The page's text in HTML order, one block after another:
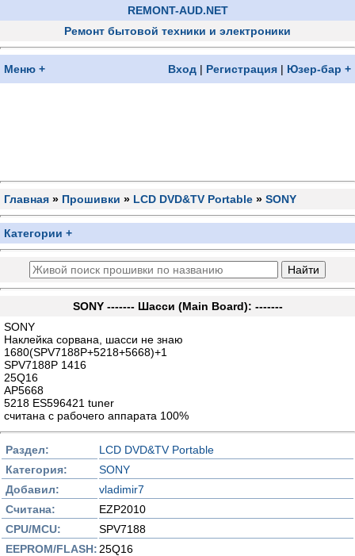
REMONT-AUD.NET
Ремонт бытовой техники и электроники
Меню + Вход | Регистрация | Юзер-бар +
Главная » Прошивки » LCD DVD&TV Portable » SONY
Категории +
SONY ------- Шасси (Main Board): -------
SONY
Наклейка сорвана, шасси не знаю
1680(SPV7188P+5218+5668)+1
SPV7188P 1416
25Q16
AP5668
5218 ES596421 tuner
считана с рабочего аппарата 100%
Раздел:
LCD DVD&TV Portable
Категория:
SONY
Добавил:
vladimir7
Считана:
EZP2010
CPU/MCU:
SPV7188
EEPROM/FLASH: 25Q16